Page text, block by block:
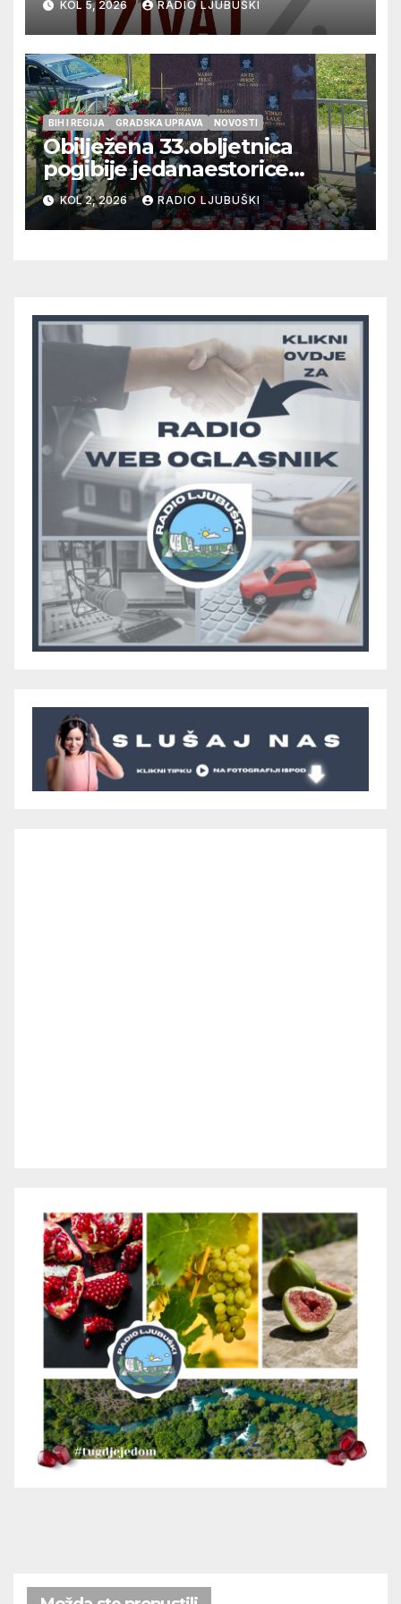
glazbu
KOL 5, 2026 RADIO LJUBUŠKI
BIH I REGIJA GRADSKA UPRAVA NOVOSTI
Obilježena 33.obljetnica
pogibije jedanaestorice
ljubuških branitelja
KOL 2, 2026 RADIO LJUBUŠKI